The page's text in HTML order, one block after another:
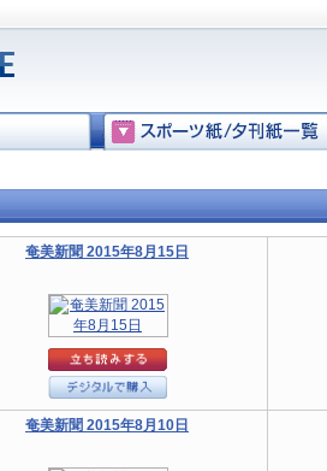
奄美新聞 2015年8月15日
奄美新聞 2015年8月10日